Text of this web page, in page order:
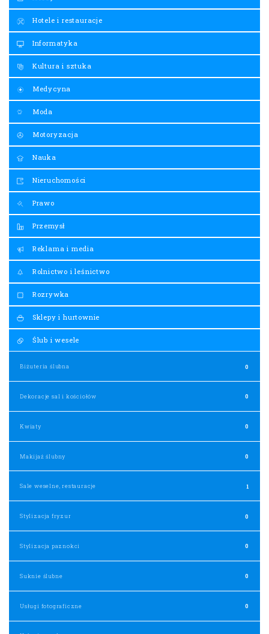
Hotele i restauracje
Informatyka
Kultura i sztuka
Medycyna
Moda
Motoryzacja
Nauka
Nieruchomości
Prawo
Przemysł
Reklama i media
Rolnictwo i leśnictwo
Rozrywka
Sklepy i hurtownie
Ślub i wesele
Biżuteria ślubna 0
Dekoracje sal i kościołów 0
Kwiaty 0
Makijaż ślubny 0
Sale weselne, restauracje 1
Stylizacja fryzur 0
Stylizacja paznokci 0
Suknie ślubne 0
Usługi fotograficzne 0